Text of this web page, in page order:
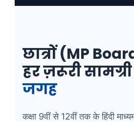
छात्रों (MP
हर ज़रूरी सामग्री
जगह
कक्षा 9वीं से 12वीं तक के हिंदी